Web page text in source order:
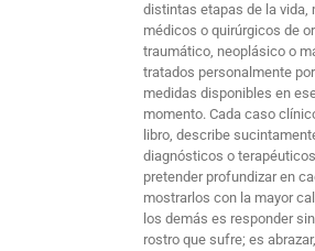
distintas etapas de la vida,
médicos o quirúrgicos de
traumático, neoplásico o
tratados personalmente
medidas disponibles en
momento. Cada caso
libro, describe
diagnósticos o
pretender profundizar en
mostrarlos con la mayor
los demás es responder
rostro que sufre; es